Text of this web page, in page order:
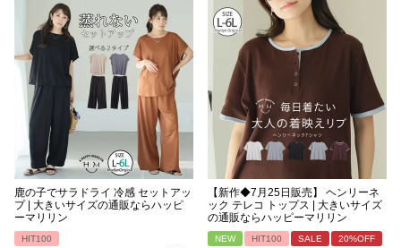
鹿の子でサラドライ 冷感 セットアッ
プ | 大きいサイズの通販ならハッピ
ーマリリン
HIT100
【新作◆7月25日販売】 ヘンリーネ
ック テレコ トップス | 大きいサイズ
の通販ならハッピーマリリン
NEW HIT100 SALE 20%OFF